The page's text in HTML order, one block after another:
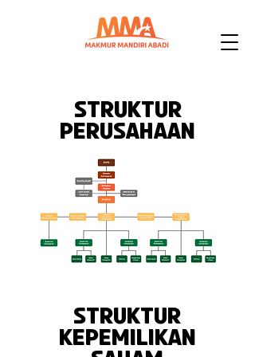
struktur
perusahaan
struktur
kepemilikan